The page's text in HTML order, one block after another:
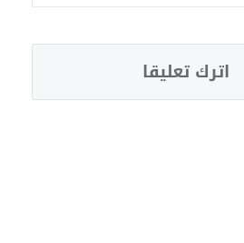
اترك تعليقا